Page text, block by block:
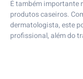
É também importante
produtos caseiros.
dermatologista, este
profissional, além do